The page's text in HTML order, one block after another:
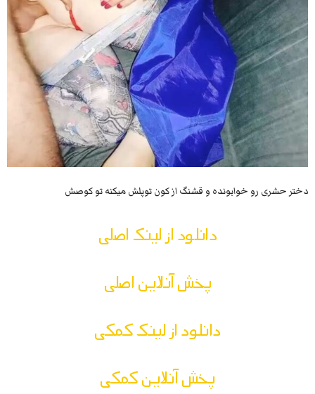
دختر حشری رو خوابونده و قشنگ از کون توپلش میکنه تو کوصش
دانلود از لینک اصلی
پخش آنلاین اصلی
دانلود از لینک کمکی
پخش آنلاین کمکی